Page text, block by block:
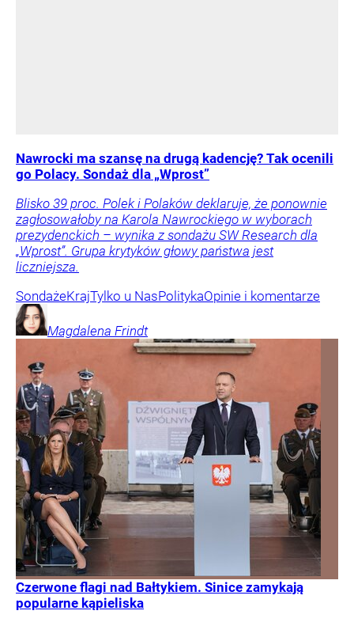
Nawrocki ma szansę na drugą kadencję? Tak ocenili
go Polacy. Sondaż dla „Wprost”
Blisko 39 proc. Polek i Polaków deklaruje, że ponownie
zagłosowałoby na Karola Nawrockiego w wyborach
prezydenckich – wynika z sondażu SW Research dla
„Wprost”. Grupa krytyków głowy państwa jest
liczniejsza.
SondażeKrajTylko u NasPolitykaOpinie i komentarze
Magdalena Frindt
Czerwone flagi nad Bałtykiem. Sinice zamykają
popularne kąpieliska